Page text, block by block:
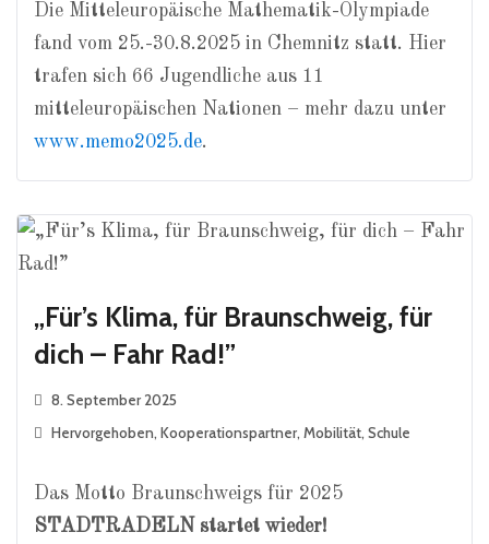
Die Mitteleuropäische Mathematik-Olympiade
fand vom 25.-30.8.2025 in Chemnitz statt. Hier
trafen sich 66 Jugendliche aus 11
mitteleuropäischen Nationen – mehr dazu unter
www.memo2025.de.
„Für’s Klima, für Braunschweig, für
dich – Fahr Rad!”
8. September 2025
Hervorgehoben, Kooperationspartner, Mobilität, Schule
Das Motto Braunschweigs für 2025
STADTRADELN startet wieder!